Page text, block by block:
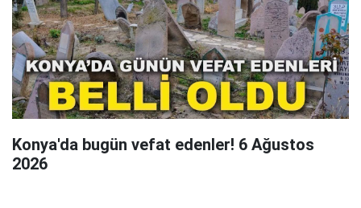
Konya'da bugün vefat edenler! 6 Ağustos
2026